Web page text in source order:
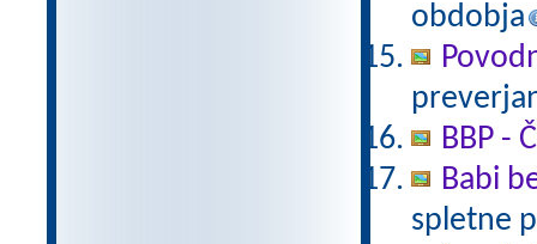
obdobja
BBP -
Babi
spletne